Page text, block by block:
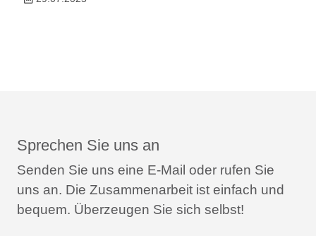
Sprechen Sie uns an
Senden Sie uns eine E-Mail oder rufen Sie
uns an. Die Zusammenarbeit ist einfach und
bequem. Überzeugen Sie sich selbst!